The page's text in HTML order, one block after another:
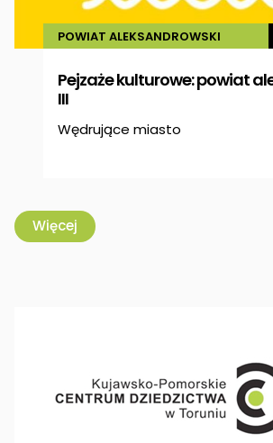
POWIAT ALEKSANDROWSKI
Pejzaże kulturowe: powiat
III
Wędrujące miasto
Więcej